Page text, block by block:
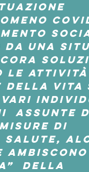
da una
le attività
della vita
assunte
di
salute,
della